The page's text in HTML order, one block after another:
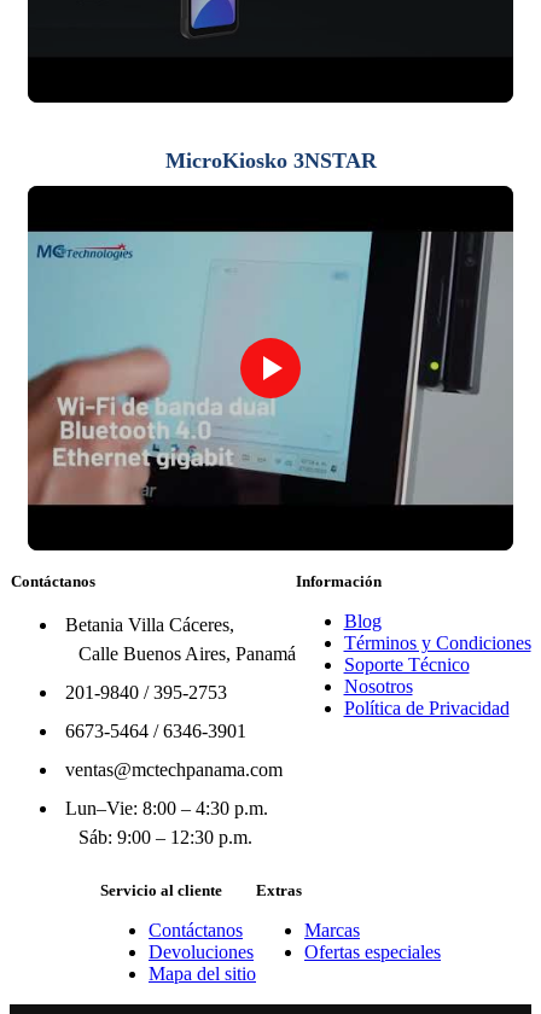
MicroKiosko 3NSTAR
Contáctanos
Betania Villa Cáceres,
Calle Buenos Aires, Panamá
201-9840/395-2753
6673-5464/6346-3901
ventas@mctechpanama.com
Lun–Vie: 8:00 – 4:30 p.m.
Sáb: 9:00 – 12:30 p.m.
Información
Blog
Términos y Condiciones
Soporte Técnico
Nosotros
Política de Privacidad
Servicio al cliente
Contáctanos
Devoluciones
Mapa del sitio
Extras
Marcas
Ofertas especiales